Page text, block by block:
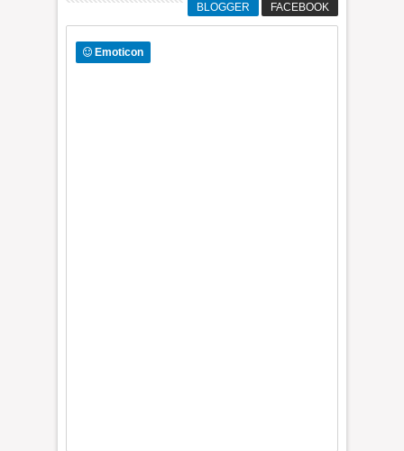
BLOGGER FACEBOOK
Emoticon